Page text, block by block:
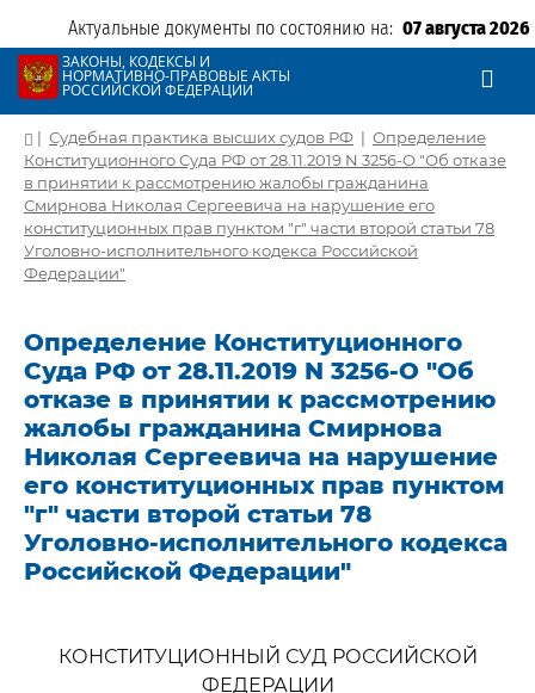
Актуальные документы по состоянию на: 07 августа 2026
ЗАКОНЫ, КОДЕКСЫ И
НОРМАТИВНО-ПРАВОВЫЕ АКТЫ
РОССИЙСКОЙ ФЕДЕРАЦИИ
| Судебная практика высших судов РФ | Определение
Конституционного Суда РФ от 28.11.2019 N 3256-О "Об отказе
в принятии к рассмотрению жалобы гражданина
Смирнова Николая Сергеевича на нарушение его
конституционных прав пунктом "г" части второй статьи 78
Уголовно-исполнительного кодекса Российской
Федерации"
Определение Конституционного
Суда РФ от 28.11.2019 N 3256-О "Об
отказе в принятии к рассмотрению
жалобы гражданина Смирнова
Николая Сергеевича на нарушение
его конституционных прав пунктом
"г" части второй статьи 78
Уголовно-исполнительного кодекса
Российской Федерации"
КОНСТИТУЦИОННЫЙ СУД РОССИЙСКОЙ
ФЕДЕРАЦИИ